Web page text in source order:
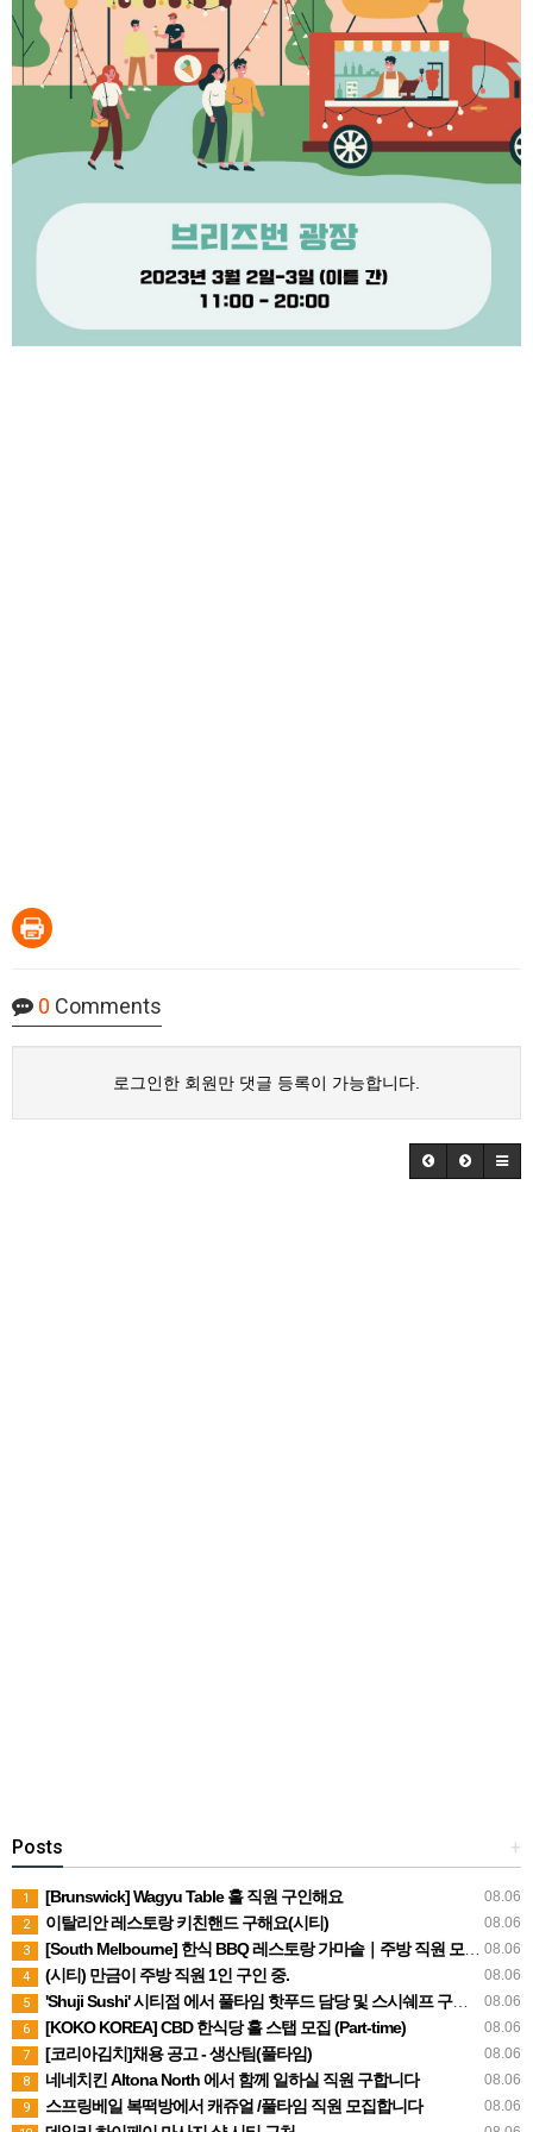
0 Comments
로그인한 회원만 댓글 등록이 가능합니다.
+
Posts
08.06
1 [Brunswick] Wagyu Table 홀 직원 구인해요
08.06
2 이탈리안 레스토랑 키친핸드 구해요(시티)
08.06
3 [South Melbourne] 한식 BBQ 레스토랑 가마솥｜주방 직원 모집｜스폰 가능
08.06
4 (시티) 만금이 주방 직원 1인 구인 중.
08.06
5 'Shuji Sushi' 시티점 에서 풀타임 핫푸드 담당 및 스시쉐프 구인합니다.
08.06
6 [KOKO KOREA] CBD 한식당 홀 스탭 모집 (Part-time)
08.06
7 [코리아김치]채용 공고 - 생산팀(풀타임)
08.06
8 네네치킨 Altona North 에서 함께 일하실 직원 구합니다
08.06
9 스프링베일 복떡방에서 캐쥬얼 /풀타임 직원 모집합니다